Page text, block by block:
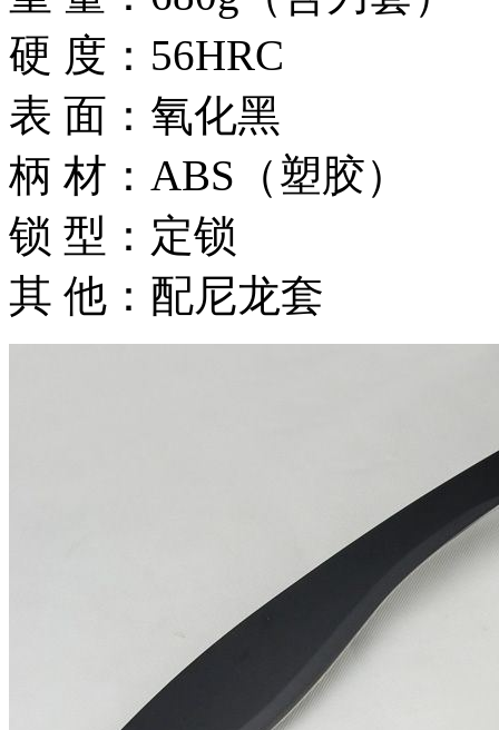
硬 度：56HRC
表 面：氧化黑
柄 材：ABS（塑胶）
锁 型：定锁
其 他：配尼龙套